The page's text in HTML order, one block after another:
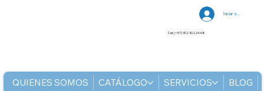
QUIENES SOMOS CATÁLOGO SERVICIOS
BLOG
Iniciar sesión
Cel: (+57) 302 3022448